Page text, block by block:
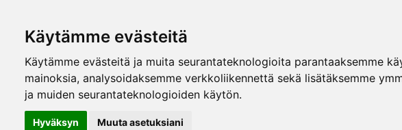
Käytämme evästeitä
Käytämme evästeitä ja muita seurantateknologioita parantaaksemme
mainoksia, analysoidaksemme verkkoliikennettä sekä lisätäksemme
ja muiden seurantateknologioiden käytön.
Hyväksyn Muuta asetuksiani